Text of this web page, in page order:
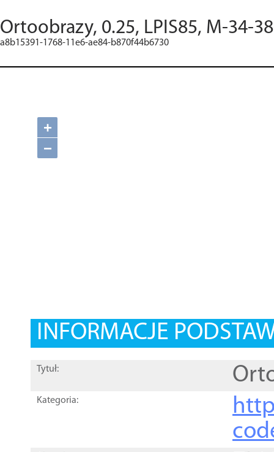
Ortoobrazy, 0.25, LPIS85, M-34-
a8b15391-1768-11e6-ae84-b870f44b6730
+
−
INFORMACJE
Tytuł:
Kategoria: